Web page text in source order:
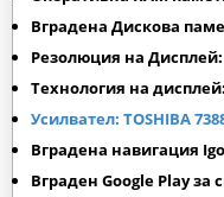
Вградена Дискова
Резолюция на Дисплей:
Технология на дисплей:
Усилвател: TOSHIBA
Вградена навигация
Вграден Google Playза